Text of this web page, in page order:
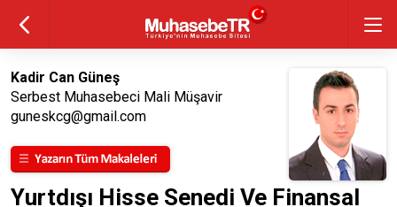
Kadir Can Güneş
Serbest Muhasebeci Mali Müşavir
guneskcg@gmail.com
Yurtdışı Hisse Senedi Ve Finansal